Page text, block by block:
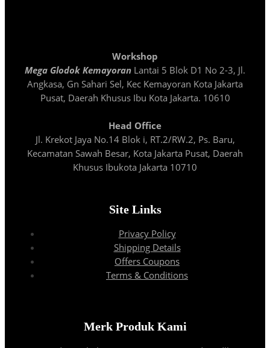
Workshop
Mega Glodok Kemayoran Lantai 5 Blok D1 No 2-3, Jl.
Angkasa, Gn Sahari Sel, Kec Kemayoran Kota Jakarta
Pusat, Daerah Khusus Ibu Kota Jakarta. 10610
Head Office
Jl. Krekot Jaya No.14 Blok i, RT.2/RW.2, Ps. Baru,
Kecamatan Sawah Besar, Kota Jakarta Pusat, Daerah
Khusus Ibukota Jakarta 10710
Site Links
Privacy Policy
Shipping Details
Offers Coupons
Terms & Conditions
Merk Produk Kami